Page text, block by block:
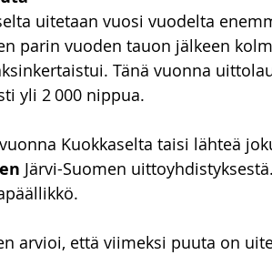
uitetaan vuosi vuodelta
parin vuoden tauon jälkeen
Tänä vuonna
yli 2 000 nippua.
Kuokkaselta taisi lähteä
Järvi-Suomen
arvioi, että viimeksi puuta on